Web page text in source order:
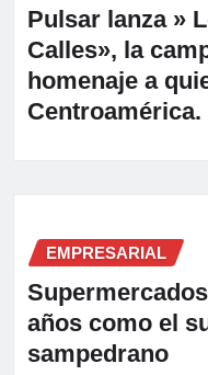
Pulsar lanza »
Calles», la
homenaje a
Centroamérica.
EMPRESARIAL
años como el
sampedrano